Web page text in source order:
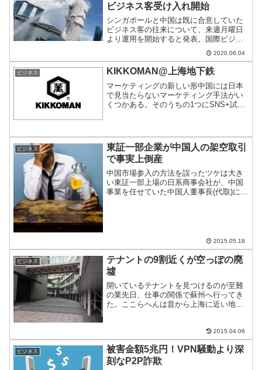
ビジネス客受け入れ開始
シンガポールと中国は既に合意していた
ビジネス客の往来について、来週月曜日
より運用を開始すると発表。国際ビジネ
2020.06.04
ビジネス KIKKOMAN@上海地下鉄
マーケティングの新しい形中国には日本
で見当たらないマーケティング手法がい
くつかある。そのうちの1つにSNS+試供
ご紹介。
ビジネス
東証一部企業が中国人の架空取引
で事実上倒産
中国市場参入の方法を誤ったツケは大き
い東証一部上場の日系商事会社が、中国
事業を任せていた中国人董事長(代取)によ
2015.05.18
ビジネス
テナントの9割近くが空っぽの廃
墟
開いているテナントを見つけるのが至難
の業先日、仕事の関係で蘇州へ行ってき
た。ここらへんは昔から上海に近い地理
観光スポットでもある。そんな蘇州のと
ある工業地区の付近にとて...
2015.04.06
ビジネス
被害金額5兆円！VPN騒動より深
刻なP2P詐欺